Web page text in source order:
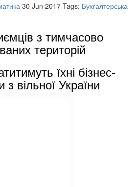
30 Jun 2017 Tags: Бухгалтерська
з тимчасово
територій
їхні бізнес-
з вільної України